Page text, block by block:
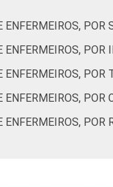
/ mar 2015
ENFERMEIROS, POR
ENFERMEIROS, POR
ENFERMEIROS,
ENFERMEIROS,
ENFERMEIROS, POR